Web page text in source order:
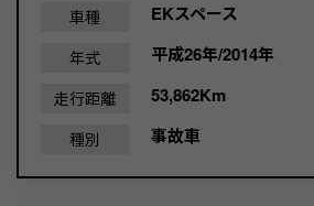
車種 EKスペース
年式 平成26年/2014年
走行距離 53,862Km
種別 事故車